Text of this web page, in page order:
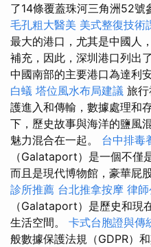
了14條覆蓋珠河三角洲52號
毛孔粗大醫美 美式整復技術
最大的港口，尤其是中國人
補充，因此，深圳港口列出
中國南部的主要港口為達利
白蟻 塔位風水布局建議 旅
護進入和傳輸，數據處理和
下，歷史故事與海洋的鹽風
魅力混合在一起。 台中排毒
（Galataport）是一個不僅
而且是現代博物館，豪華屁
診所推薦 台北推拿按摩 律
（Galataport）是歷史和現
生活空間。 卡式台胞證與傳
般數據保護法規（GDPR）